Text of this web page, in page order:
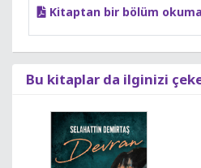
Kitaptan bir bölüm
Bu kitaplar da ilginizi